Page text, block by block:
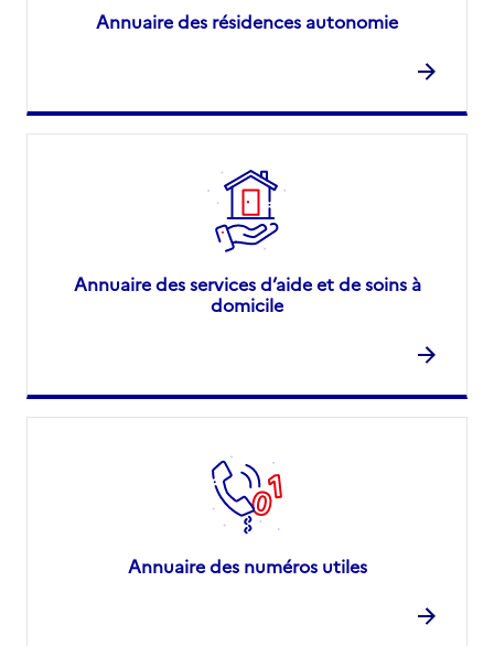
Annuaire des résidences autonomie
Annuaire des services d’aide et de soins à
domicile
Annuaire des numéros utiles